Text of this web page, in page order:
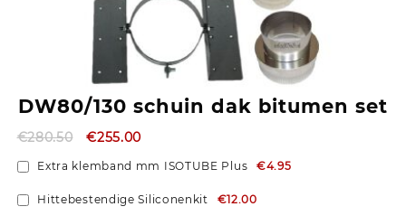
DW80/130 schuin dak bitumen set
€280.50 €255.00
Extra klemband mm ISOTUBE Plus €4.95
Hittebestendige Siliconenkit €12.00